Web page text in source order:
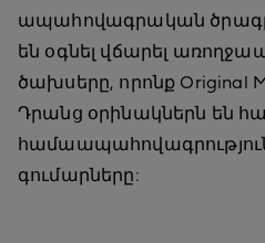
ապահովագրական
են օգնել վճարել
ծախսերը, որոնք Original
Դրանց օրինակներն են
գումարները: